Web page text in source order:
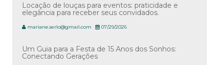
Locação de louças para eventos: praticidade e
elegância para receber seus convidados.
mariane.serlo@gmail.com 07/29/2026
Um Guia para a Festa de 15 Anos dos Sonhos:
Conectando Gerações